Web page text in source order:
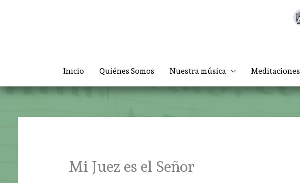
Inicio Quiénes Somos Nuestra música Meditaciones
Mi Juez es el Señor